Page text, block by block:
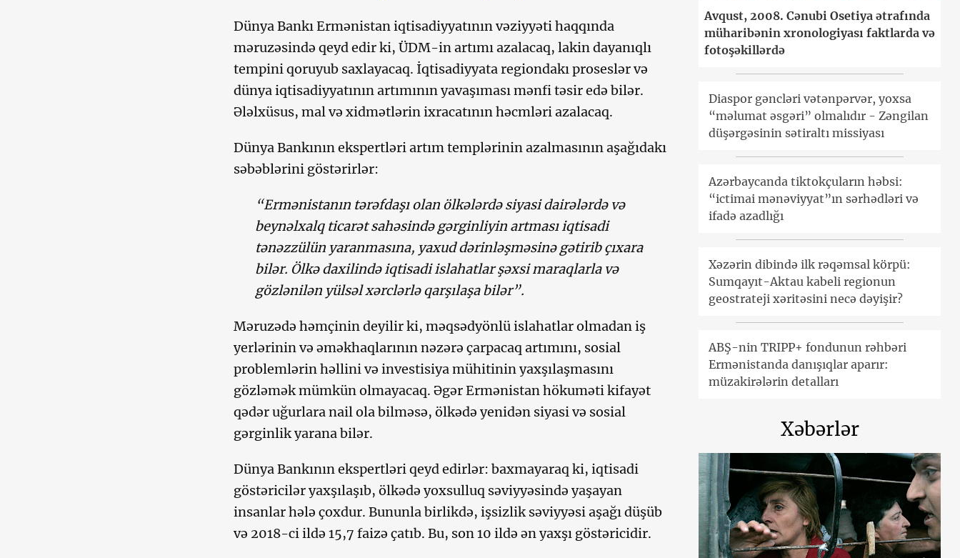
Dünya Bankı Ermənistan iqtisadiyyatının vəziyyəti haqqında
məruzəsində qeyd edir ki, ÜDM-in artımı azalacaq, lakin dayanıqlı
tempini qoruyub saxlayacaq. İqtisadiyyata regiondakı proseslər və
dünya iqtisadiyyatının artımının yavaşıması mənfi təsir edə bilər.
Ələlxüsus, mal və xidmətlərin ixracatının həcmləri azalacaq.
Dünya Bankının ekspertləri artım templərinin azalmasının aşağıdakı
səbəblərini göstərirlər:
“Ermənistanın tərəfdaşı olan ölkələrdə siyasi dairələrdə və
beynəlxalq ticarət sahəsində gərginliyin artması iqtisadi
tənəzzülün yaranmasına, yaxud dərinləşməsinə gətirib çıxara
bilər. Ölkə daxilində iqtisadi islahatlar şəxsi maraqlarla və
gözlənilən yülsəl xərclərlə qarşılaşa bilər”.
Məruzədə həmçinin deyilir ki, məqsədyönlü islahatlar olmadan iş
yerlərinin və əməkhaqlarının nəzərə çarpacaq artımını, sosial
problemlərin həllini və investisiya mühitinin yaxşılaşmasını
gözləmək mümkün olmayacaq. Əgər Ermənistan hökuməti kifayət
qədər uğurlara nail ola bilməsə, ölkədə yenidən siyasi və sosial
gərginlik yarana bilər.
Dünya Bankının ekspertləri qeyd edirlər: baxmayaraq ki, iqtisadi
göstəricilər yaxşılaşıb, ölkədə yoxsulluq səviyyəsində yaşayan
insanlar hələ çoxdur. Bununla birlikdə, işsizlik səviyyəsi aşağı düşüb
və 2018-ci ildə 15,7 faizə çatıb. Bu, son 10 ildə ən yaxşı göstəricidir.
Avqust, 2008. Cənubi Osetiya ətrafında
müharibənin xronologiyası faktlarda və
fotoşəkillərdə
Diaspor gəncləri vətənpərvər, yoxsa
“məlumat əsgəri” olmalıdır - Zəngilan
düşərgəsinin sətiraltı missiyası
Azərbaycanda tiktokçuların həbsi:
“ictimai mənəviyyat”ın sərhədləri və
ifadə azadlığı
Xəzərin dibində ilk rəqəmsal körpü:
Sumqayıt-Aktau kabeli regionun
geostrateji xəritəsini necə dəyişir?
ABŞ-nin TRIPP+ fondunun rəhbəri
Ermənistanda danışıqlar aparır:
müzakirələrin detalları
Xəbərlər